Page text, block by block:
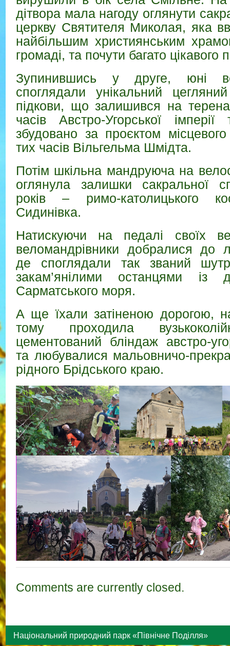
дітвора мала нагоду оглянути
церкву Святителя Миколая, яка
найбільшим християнським
громаді, та почути багато цікавого
Зупинившись у друге, юні
споглядали унікальний
підкови, що залишився на
часів Австро-Угорської
збудовано за проєктом
тих часів Вільгельма Шмідта.
Потім шкільна мандруюча на
оглянула залишки сакральної
років – римо-католицького
Сидинівка.
Натискуючи на педалі своїх
веломандрівники добралися до
де споглядали так званий
закам’янілими останцями із
Сарматського моря.
А ще їхали затіненою дорогою,
тому проходила
цементований бліндаж австро-
та любувалися мальовничо-
рідного Брідського краю.
Comments are currently closed.
Національний природний парк «Північне Поділля»